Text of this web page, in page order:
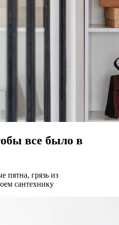
все было в
пятна, грязь из
сантехнику